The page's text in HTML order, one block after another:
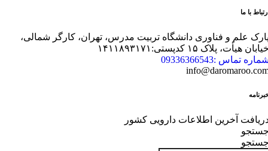
با ما
علم و فناوری دانشگاه تربیت مدرس، تهران، کارگر شمالی،
هیأت، پلاک ۱۵ کدپستی:۱۴۱۱۸۹۳۱۷۱
تماس :09336366543
آخرین اطلاعات دارویی کشور